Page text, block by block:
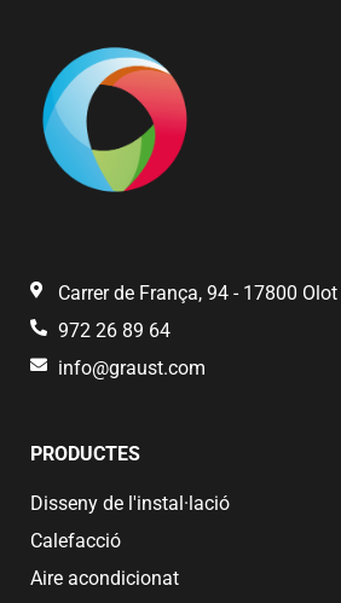
Carrer de França, 94 - 17800 Olot
972 26 89 64
info@graust.com
PRODUCTES
Disseny de l'instal·lació
Calefacció
Aire acondicionat